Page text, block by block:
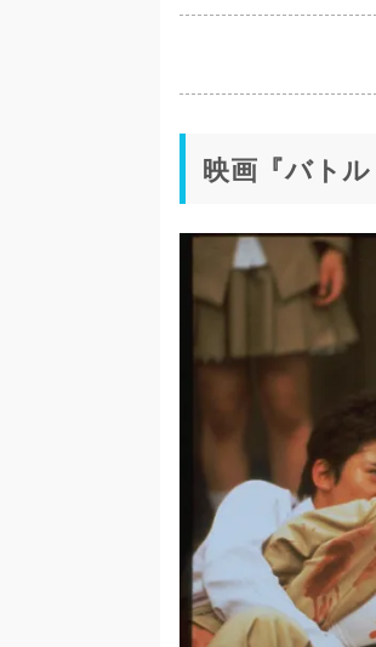
映画『バト